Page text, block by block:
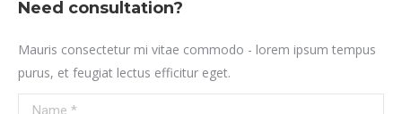
Need consultation?
Mauris consectetur mi vitae commodo - lorem ipsum tempus
purus, et feugiat lectus efficitur eget.
Name *